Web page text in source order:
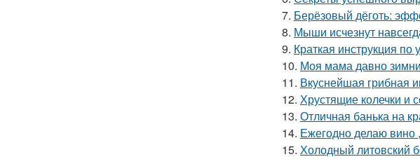
7. Берёзовый дёготь:
8. Мыши исчезнут
9. Краткая инструкция по
10. Моя мама давно
11. Вкуснейшая грибная
12. Хрустящие колечки и
13. Отличная банька на
14. Ежегодно делаю вино
15. Холодный литовский